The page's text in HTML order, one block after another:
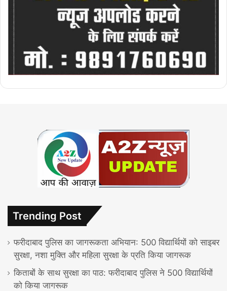
Trending Post
फरीदाबाद पुलिस का जागरूकता अभियान: 500 विद्यार्थियों को साइबर
सुरक्षा, नशा मुक्ति और महिला सुरक्षा के प्रति किया जागरूक
किताबों के साथ सुरक्षा का पाठ: फरीदाबाद पुलिस ने 500 विद्यार्थियों
को किया जागरूक